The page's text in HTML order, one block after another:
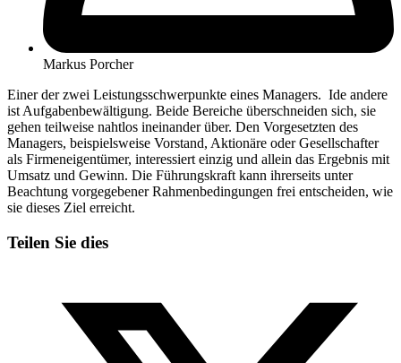
Markus Porcher
Einer der zwei Leistungsschwerpunkte eines Managers. Ide andere
ist Aufgabenbewältigung. Beide Bereiche überschneiden sich, sie
gehen teilweise nahtlos ineinander über. Den Vorgesetzten des
Managers, beispielsweise Vorstand, Aktionäre oder Gesellschafter
als Firmeneigentümer, interessiert einzig und allein das Ergebnis mit
Umsatz und Gewinn. Die Führungskraft kann ihrerseits unter
Beachtung vorgegebener Rahmenbedingungen frei entscheiden, wie
sie dieses Ziel erreicht.
Teilen Sie dies